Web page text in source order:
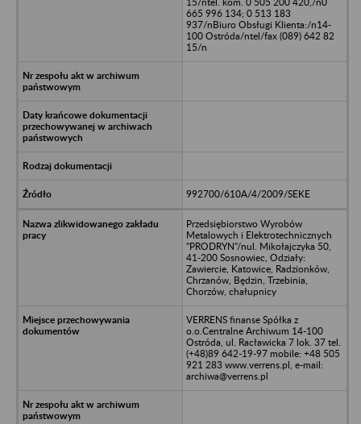
665 996 134; 0 513 183
937/nBiuro Obsługi Klienta:/n14-
100 Ostróda/ntel/fax (089) 642 82
15/n
992700/610A/4/2009/SEKE
Przedsiębiorstwo Wyrobów
Metalowych i Elektrotechnicznych
"PRODRYN"/nul. Mikołajczyka 50,
41-200 Sosnowiec, Odziały:
Zawiercie, Katowice, Radzionków,
Chrzanów, Będzin, Trzebinia,
Chorzów, chałupnicy
VERRENS finanse Spółka z
o.o.Centralne Archiwum 14-100
Ostróda, ul. Racławicka 7 lok. 37 tel.
(+48)89 642-19-97 mobile: +48 505
921 283 www.verrens.pl, e-mail:
archiwa@verrens.pl